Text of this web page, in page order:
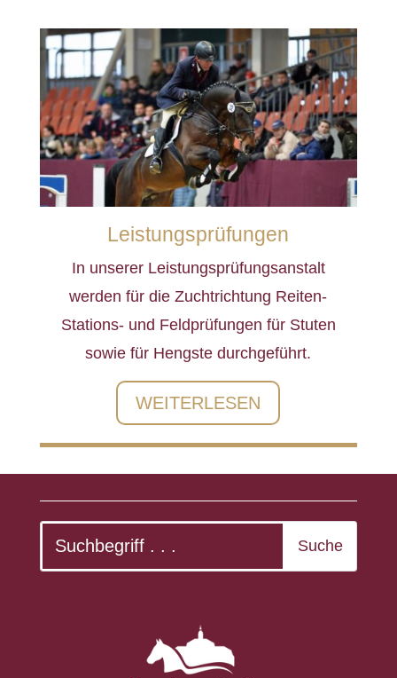
Leistungsprüfungen
In unserer Leistungsprüfungsanstalt
werden für die Zuchtrichtung Reiten-
Stations- und Feldprüfungen für Stuten
sowie für Hengste durchgeführt.
WEITERLESEN